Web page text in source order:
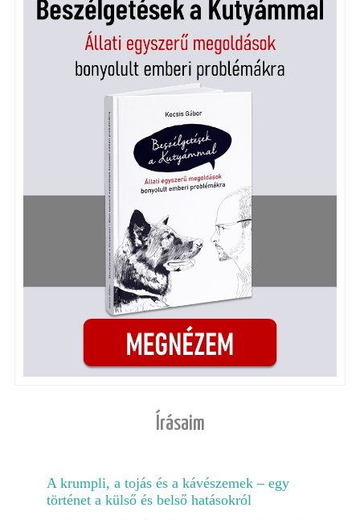
Írásaim
A krumpli, a tojás és a kávészemek – egy
történet a külső és belső hatásokról